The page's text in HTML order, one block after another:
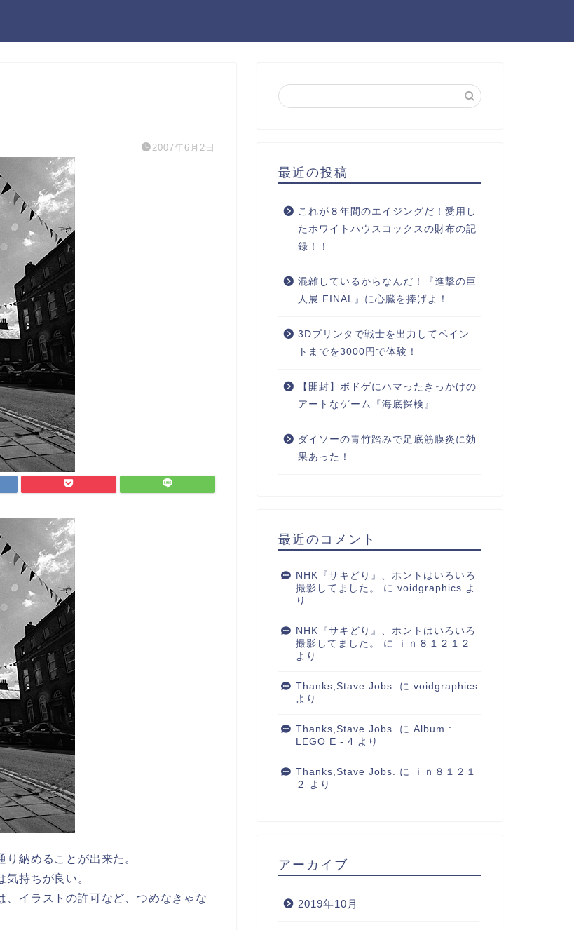
2007年6月2日
納めることが出来た。
持ちが良い。
、イラストの許可など、つめなきゃな
最近の投稿
これが８年間のエイジングだ！愛用し
たホワイトハウスコックスの財布の記
録！！
混雑しているからなんだ！『進撃の巨
人展 FINAL』に心臓を捧げよ！
3Dプリンタで戦士を出力してペイン
トまでを3000円で体験！
【開封】ボドゲにハマったきっかけの
アートなゲーム『海底探検』
ダイソーの青竹踏みで足底筋膜炎に効
果あった！
最近のコメント
NHK『サキどり』、ホントはいろいろ
撮影してました。
に voidgraphics よ
り
NHK『サキどり』、ホントはいろいろ
撮影してました。
に
ｉｎ８１２１２
より
Thanks,Stave Jobs. に voidgraphics
より
Thanks,Stave Jobs. に Album :
LEGO E - 4 より
Thanks,Stave Jobs. に
ｉｎ８１２１
２
より
アーカイブ
2019年10月